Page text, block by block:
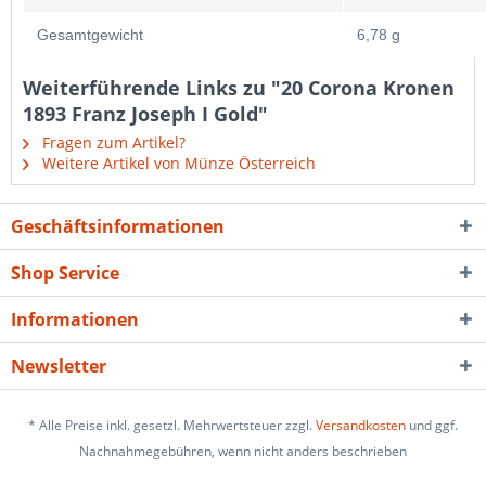
Gesamtgewicht 6,78 g
Weiterführende Links zu "20 Corona Kronen
1893 Franz Joseph I Gold"
Fragen zum Artikel?
Weitere Artikel von Münze Österreich
Geschäftsinformationen
Shop Service
Informationen
Newsletter
* Alle Preise inkl. gesetzl. Mehrwertsteuer zzgl.Versandkosten und ggf.
Nachnahmegebühren, wenn nicht anders beschrieben